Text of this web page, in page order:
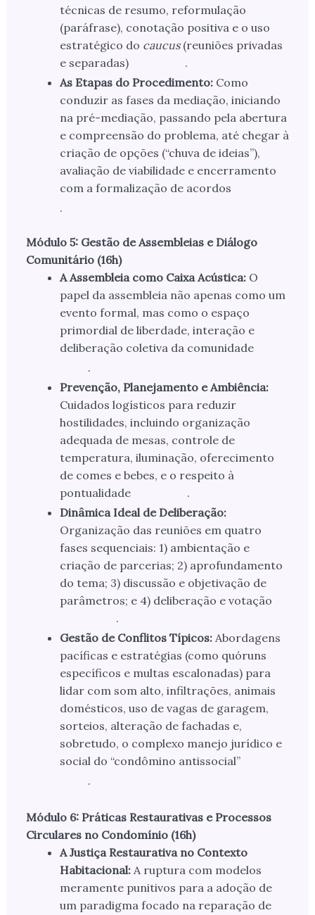
técnicas de resumo, reformulação
(paráfrase), conotação positiva e o uso
estratégico do caucus(reuniões privadas
e separadas)
.
As Etapas do Procedimento:Como
conduzir as fases da mediação, iniciando
na pré-mediação, passando pela abertura
e compreensão do problema, até chegar à
criação de opções (“chuva de ideias”),
avaliação de viabilidade e encerramento
com a formalização de acordos
.
Módulo 5: Gestão de Assembleias e Diálogo
Comunitário (16h)
A Assembleia como Caixa Acústica:O
papel da assembleia não apenas como um
evento formal, mas como o espaço
primordial de liberdade, interação e
deliberação coletiva da comunidade
.
Prevenção, Planejamento e Ambiência:
Cuidados logísticos para reduzir
hostilidades, incluindo organização
adequada de mesas, controle de
temperatura, iluminação, oferecimento
de comes e bebes, e o respeito à
pontualidade
.
Dinâmica Ideal de Deliberação:
Organização das reuniões em quatro
fases sequenciais: 1) ambientação e
criação de parcerias; 2) aprofundamento
do tema; 3) discussão e objetivação de
parâmetros; e 4) deliberação e votação
.
Gestão de Conflitos Típicos:Abordagens
pacíficas e estratégias (como quóruns
específicos e multas escalonadas) para
lidar com som alto, infiltrações, animais
domésticos, uso de vagas de garagem,
sorteios, alteração de fachadas e,
sobretudo, o complexo manejo jurídico e
social do “condômino antissocial”
.
Módulo 6: Práticas Restaurativas e Processos
Circulares no Condomínio (16h)
A Justiça Restaurativa no Contexto
Habitacional:A ruptura com modelos
meramente punitivos para a adoção de
um paradigma focado na reparação de